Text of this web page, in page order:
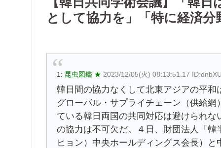
として協力を」「特に経済
1: 昆虫図鑑 ★ 2023/12/05(火) 08:13:51.17
韓日間の協力なくして北東アジアの平
グローバル・サプライチェーン（供給
ている韓日両国の共同対応は避けられ
の協力は不可欠だ。４日、財団法人「
ヒョン）中央ホールディングス会長）